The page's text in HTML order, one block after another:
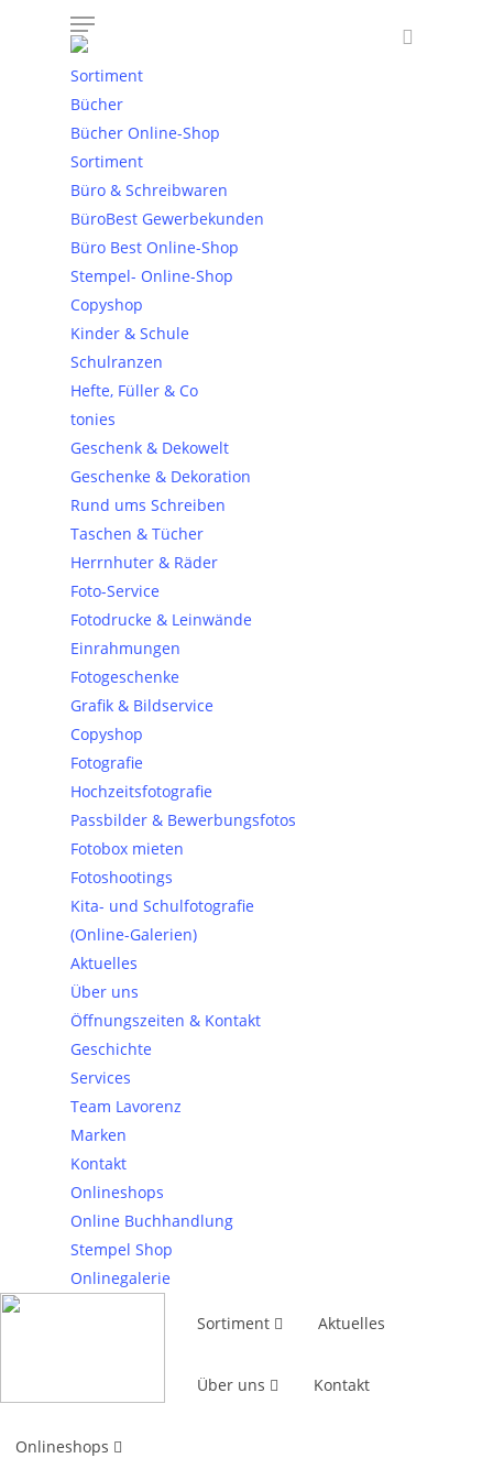
Sortiment
Bücher
Bücher Online-Shop
Sortiment
Büro & Schreibwaren
BüroBest Gewerbekunden
Büro Best Online-Shop
Stempel- Online-Shop
Copyshop
Kinder & Schule
Schulranzen
Hefte, Füller & Co
tonies
Geschenk & Dekowelt
Geschenke & Dekoration
Rund ums Schreiben
Taschen & Tücher
Herrnhuter & Räder
Foto-Service
Fotodrucke & Leinwände
Einrahmungen
Fotogeschenke
Grafik & Bildservice
Copyshop
Fotografie
Hochzeitsfotografie
Passbilder & Bewerbungsfotos
Fotobox mieten
Fotoshootings
Kita- und Schulfotografie
(Online-Galerien)
Aktuelles
Über uns
Öffnungszeiten & Kontakt
Geschichte
Services
Team Lavorenz
Marken
Kontakt
Onlineshops
Online Buchhandlung
Stempel Shop
Onlinegalerie
Sortiment Aktuelles
Über uns Kontakt
Onlineshops
DEKNUDT
Newsletter
E-Mail*
Anmelden
Kontakt
Rud. Lavorenz GmbH
Gr. Sand 26
25436 Uetersen
Tel.:04122 92 57-0
Fax:04122 92 57-28
info@lavorenz.de
© 2026 Rud. Lavorenz GmbH